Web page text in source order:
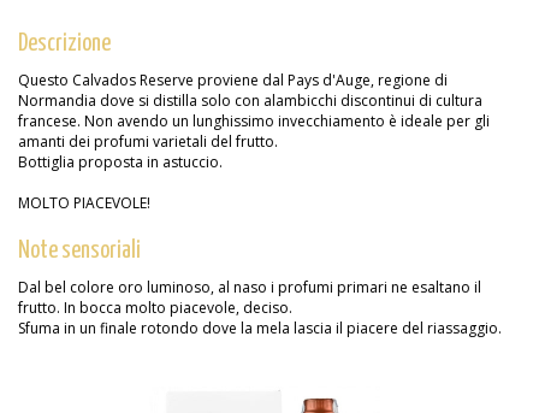
Descrizione
Questo Calvados Reserve proviene dal Pays d'Auge, regione di
Normandia dove si distilla solo con alambicchi discontinui di cultura
francese. Non avendo un lunghissimo invecchiamento è ideale per gli
amanti dei profumi varietali del frutto.
Bottiglia proposta in astuccio.
MOLTO PIACEVOLE!
Note sensoriali
Dal bel colore oro luminoso, al naso i profumi primari ne esaltano il
frutto. In bocca molto piacevole, deciso.
Sfuma in un finale rotondo dove la mela lascia il piacere del riassaggio.